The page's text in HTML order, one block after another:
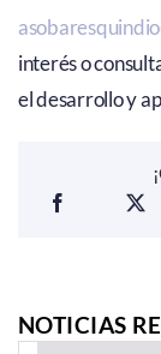
interés o
el desarrollo y
NOTICIAS